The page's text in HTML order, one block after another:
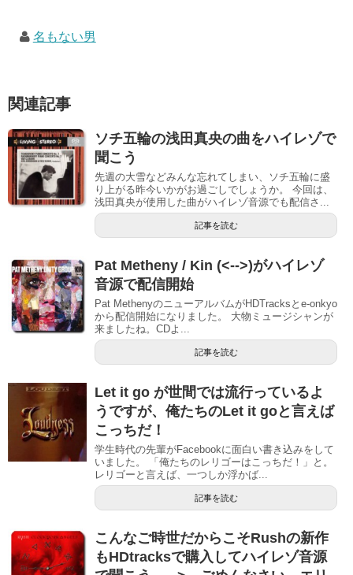
名もない男
関連記事
ソチ五輪の浅田真央の曲をハイレゾで
聞こう
先週の大雪などみんな忘れてしまい、ソチ五輪に盛
り上がる昨今いかがお過ごしでしょうか。 今回は、
浅田真央が使用した曲がハイレゾ音源でも配信さ...
記事を読む
Pat Metheny / Kin (<-->)がハイレゾ
音源で配信開始
Pat MethenyのニューアルバムがHDTracksとe-onkyo
から配信開始になりました。 大物ミュージシャンが
来ましたね。CDよ...
記事を読む
Let it go が世間では流行っているよ
うですが、俺たちのLet it goと言えば
こっちだ！
学生時代の先輩がFacebookに面白い書き込みをして
いました。 「俺たちのレリゴーはこっちだ！」と。
レリゴーと言えば、一つしか浮かば...
記事を読む
こんなご時世だからこそRushの新作
もHDtracksで購入してハイレゾ音源